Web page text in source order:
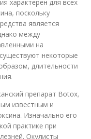
характерен для всех
поскольку
является
между
на
некоторые
длительности
препарат Botox,
известным и
Изначально его
практике при
Окулисты